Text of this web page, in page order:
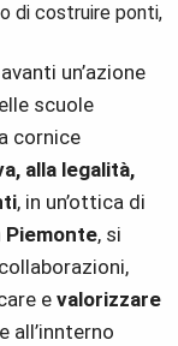
di costruire ponti,
un’azione
scuole
cornice
alla legalità,
, in un’ottica di
Piemonte, si
e valorizzare
all’innterno